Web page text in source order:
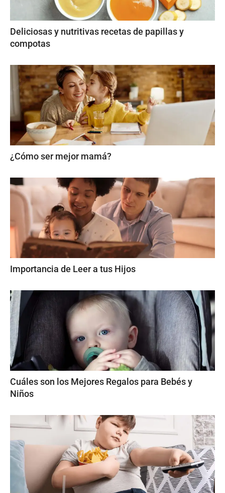
Deliciosas y nutritivas recetas de papillas y
compotas
¿Cómo ser mejor mamá?
Importancia de Leer a tus Hijos
Cuáles son los Mejores Regalos para Bebés y
Niños